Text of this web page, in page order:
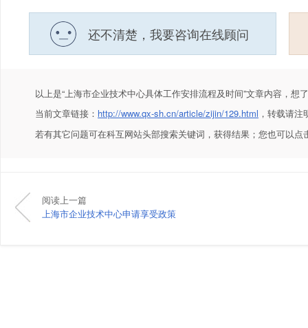
还不清楚，我要咨询在线顾问
以上是“上海市企业技术中心具体工作安排流程及时间”文章内容，想
当前文章链接： http://www.qx-sh.cn/article/zijin/129.html ，转载请
若有其它问题可在科互网站头部搜索关键词，获得结果；您也可以点
阅读上一篇
上海市企业技术中心申请享受政策